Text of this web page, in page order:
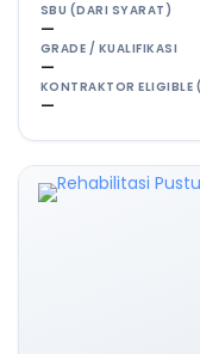
SBU (DARI SYARAT)
—
GRADE / KUALIFIKASI
—
KONTRAKTOR ELIGIBLE
—